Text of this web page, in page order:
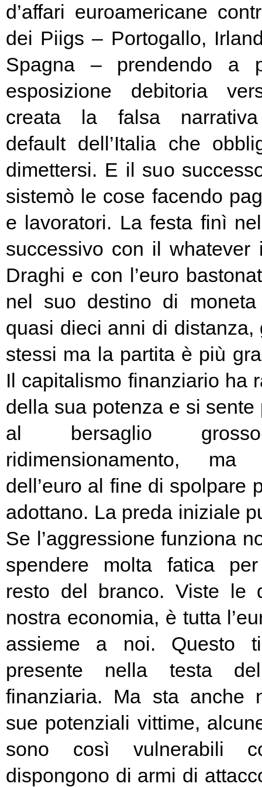
d’affari euroamericane
dei Piigs – Portogallo,
Spagna – prendendo a
esposizione debitoria
creata la falsa narrativa
default dell’Italia che
dimettersi. E il suo
sistemò le cose facendo
e lavoratori. La festa finì
successivo con il whatever
Draghi e con l’euro
nel suo destino di
quasi dieci anni di
stessi ma la partita è più
Il capitalismo finanziario ha
della sua potenza e si sente
al bersaglio
ridimensionamento,
dell’euro al fine di spolpare
adottano. La preda iniziale
Se l’aggressione funziona
spendere molta fatica
resto del branco. Viste le
nostra economia, è tutta
assieme a noi. Questo
presente nella testa
finanziaria. Ma sta anche
sue potenziali vittime,
sono così vulnerabili
dispongono di armi di